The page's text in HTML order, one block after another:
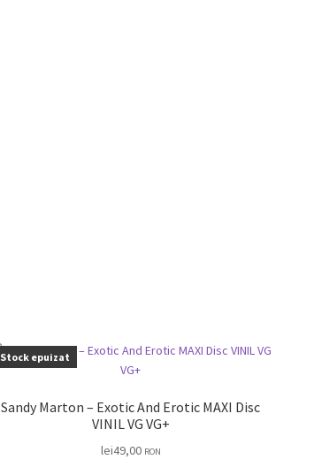
Stock epuizat
Sandy Marton – Exotic And Erotic MAXI Disc
VINIL VG VG+
lei49,00 RON